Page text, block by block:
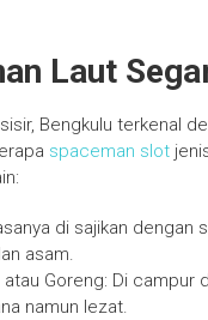
Laut
Bengkulu terkenal
spaceman slot
di sajikan dengan
asam.
Goreng: Di campur
namun lezat.